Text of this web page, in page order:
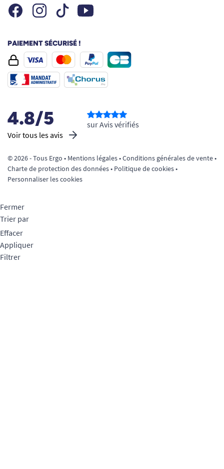
FacebookInstagramTiktok Youtube
PAIEMENT SÉCURISÉ !
4.8/5
Voir tous les avis
sur Avis vérifiés
© 2026 - Tous Ergo • Mentions légales•Conditions générales de vente•
Charte de protection des données• Politique de cookies•
Personnaliser les cookies
Fermer
Trier par
Effacer
Appliquer
Filtrer